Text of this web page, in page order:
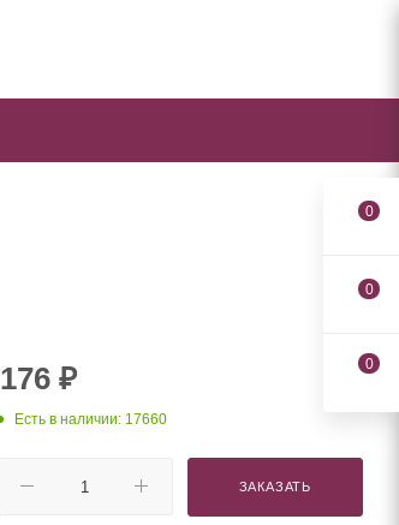
176 ₽
Есть в наличии: 17660
ЗАКАЗАТЬ
0
0
0